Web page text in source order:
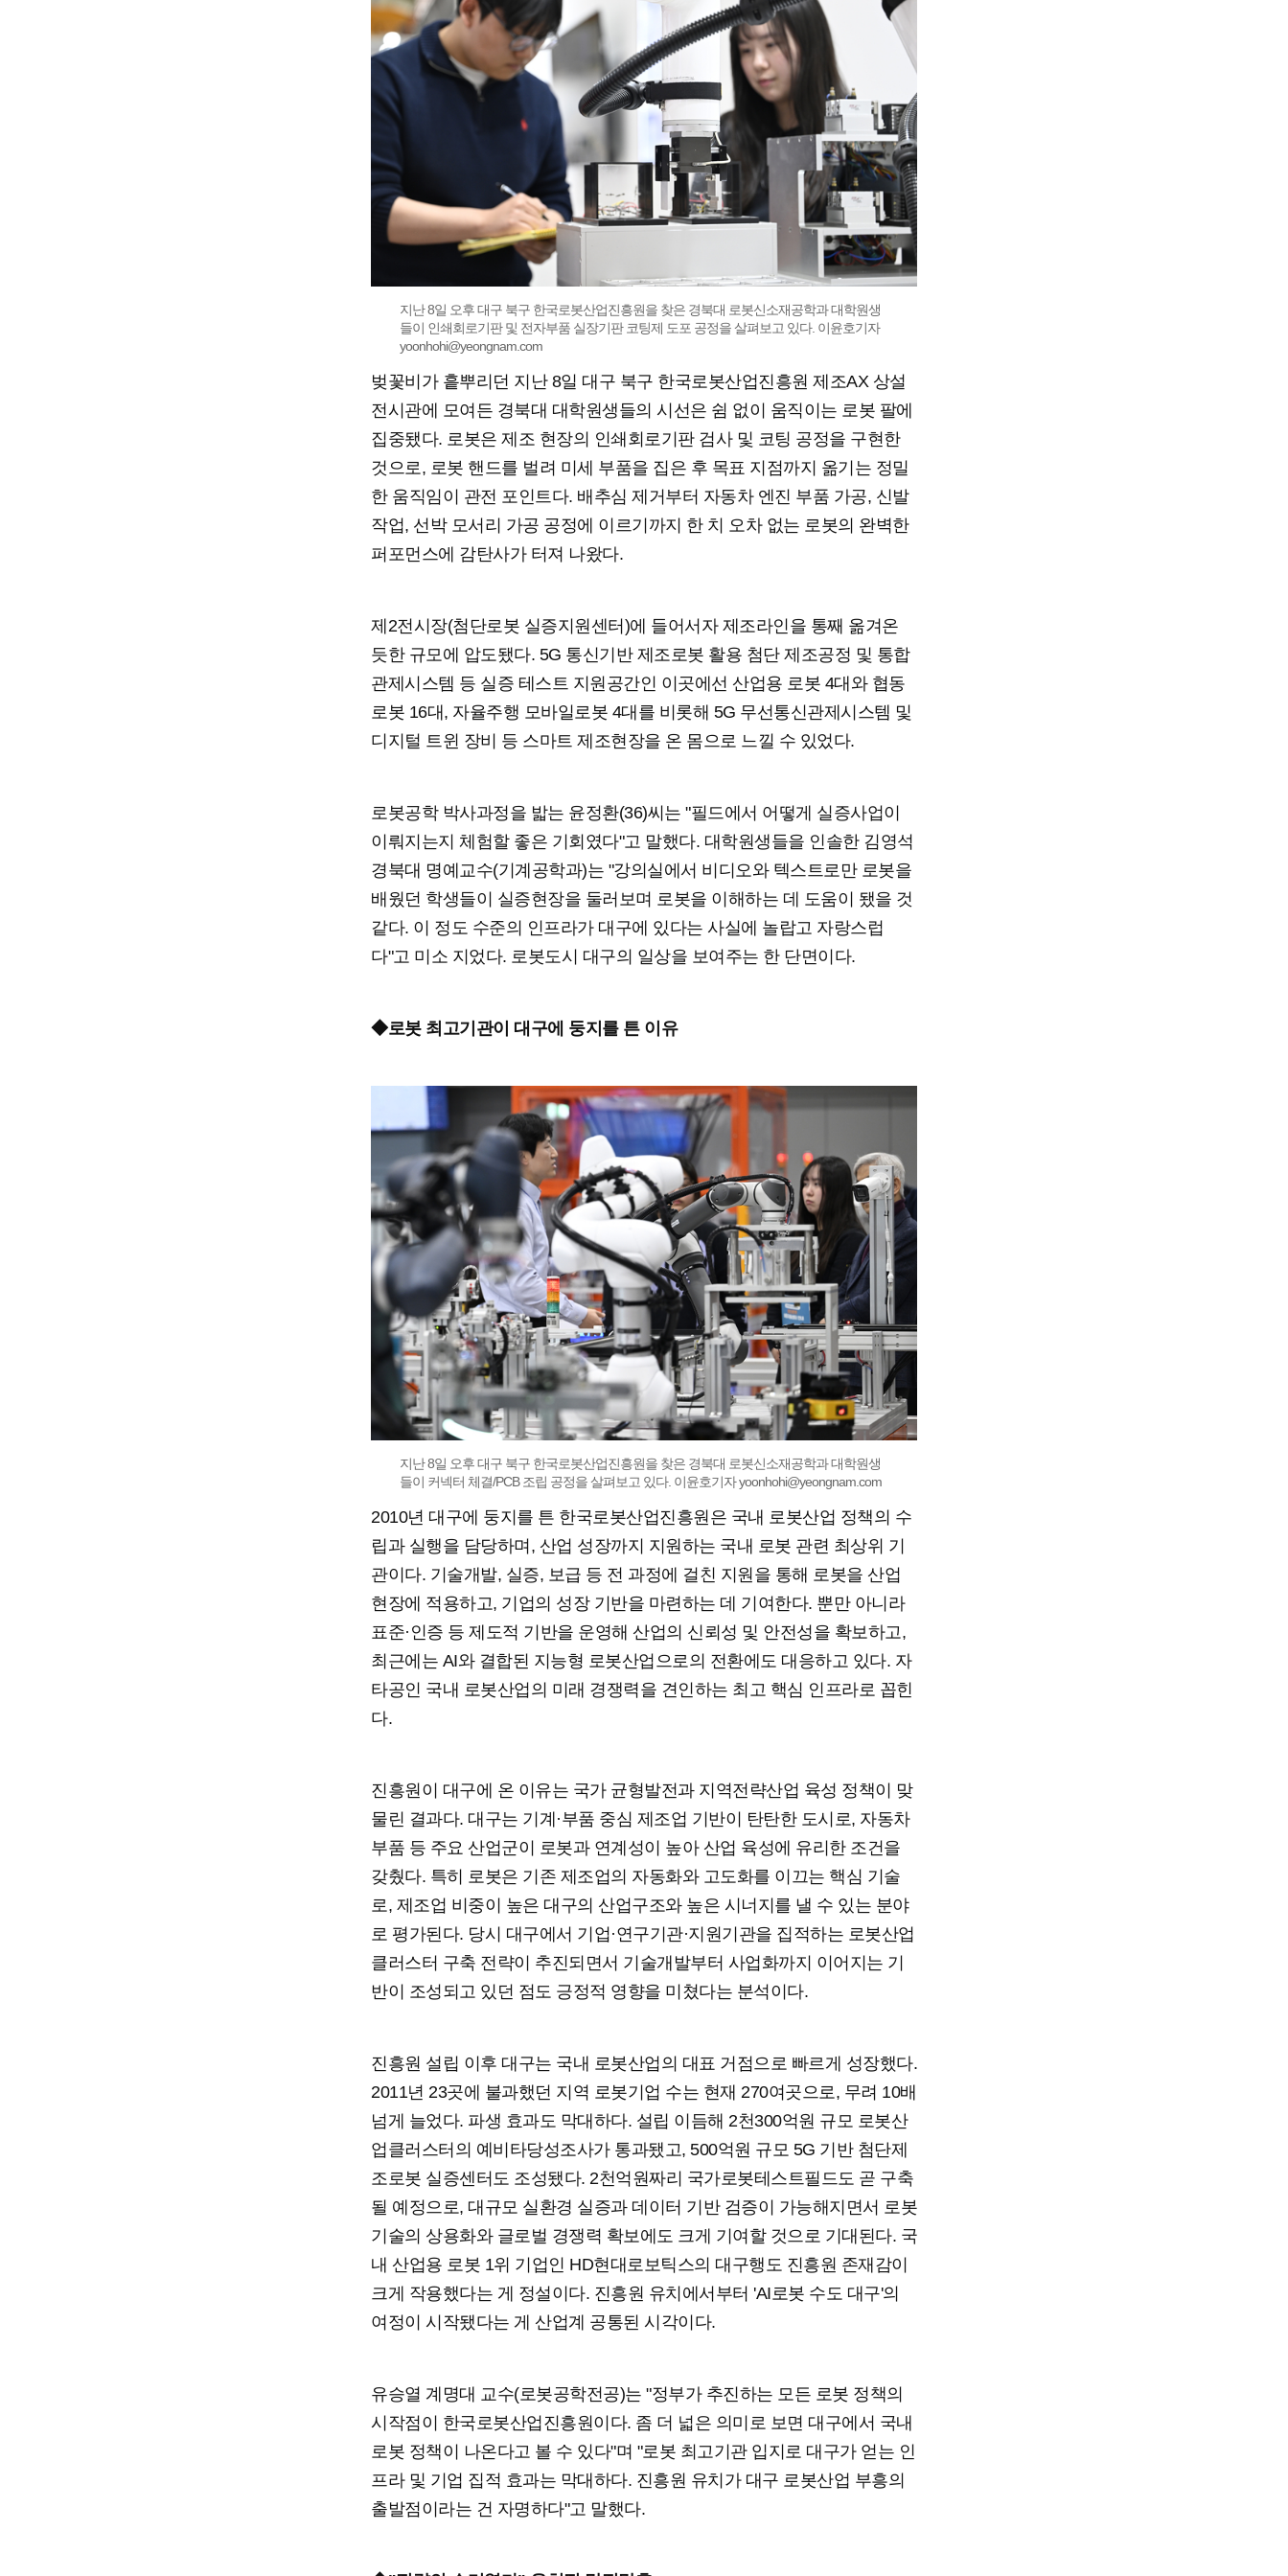
지난 8일 오후 대구 북구 한국로봇산업진흥원을 찾은 경북대 로봇신소재공학과 대학원생
들이 인쇄회로기판 및 전자부품 실장기판 코팅제 도포 공정을 살펴보고 있다. 이윤호기자
yoonhohi@yeongnam.com
벚꽃비가 흩뿌리던 지난 8일 대구 북구 한국로봇산업진흥원 제조AX 상설
전시관에 모여든 경북대 대학원생들의 시선은 쉼 없이 움직이는 로봇 팔에
집중됐다. 로봇은 제조 현장의 인쇄회로기판 검사 및 코팅 공정을 구현한
것으로, 로봇 핸드를 벌려 미세 부품을 집은 후 목표 지점까지 옮기는 정밀
한 움직임이 관전 포인트다. 배추심 제거부터 자동차 엔진 부품 가공, 신발
작업, 선박 모서리 가공 공정에 이르기까지 한 치 오차 없는 로봇의 완벽한
퍼포먼스에 감탄사가 터져 나왔다.
제2전시장(첨단로봇 실증지원센터)에 들어서자 제조라인을 통째 옮겨온
듯한 규모에 압도됐다. 5G 통신기반 제조로봇 활용 첨단 제조공정 및 통합
관제시스템 등 실증 테스트 지원공간인 이곳에선 산업용 로봇 4대와 협동
로봇 16대, 자율주행 모바일로봇 4대를 비롯해 5G 무선통신관제시스템 및
디지털 트윈 장비 등 스마트 제조현장을 온 몸으로 느낄 수 있었다.
로봇공학 박사과정을 밟는 윤정환(36)씨는 "필드에서 어떻게 실증사업이
이뤄지는지 체험할 좋은 기회였다"고 말했다. 대학원생들을 인솔한 김영석
경북대 명예교수(기계공학과)는 "강의실에서 비디오와 텍스트로만 로봇을
배웠던 학생들이 실증현장을 둘러보며 로봇을 이해하는 데 도움이 됐을 것
같다. 이 정도 수준의 인프라가 대구에 있다는 사실에 놀랍고 자랑스럽
다"고 미소 지었다. 로봇도시 대구의 일상을 보여주는 한 단면이다.
◆로봇 최고기관이 대구에 둥지를 튼 이유
지난 8일 오후 대구 북구 한국로봇산업진흥원을 찾은 경북대 로봇신소재공학과 대학원생
들이 커넥터 체결/PCB 조립 공정을 살펴보고 있다. 이윤호기자 yoonhohi@yeongnam.com
2010년 대구에 둥지를 튼 한국로봇산업진흥원은 국내 로봇산업 정책의 수
립과 실행을 담당하며, 산업 성장까지 지원하는 국내 로봇 관련 최상위 기
관이다. 기술개발, 실증, 보급 등 전 과정에 걸친 지원을 통해 로봇을 산업
현장에 적용하고, 기업의 성장 기반을 마련하는 데 기여한다. 뿐만 아니라
표준·인증 등 제도적 기반을 운영해 산업의 신뢰성 및 안전성을 확보하고,
최근에는 AI와 결합된 지능형 로봇산업으로의 전환에도 대응하고 있다. 자
타공인 국내 로봇산업의 미래 경쟁력을 견인하는 최고 핵심 인프라로 꼽힌
다.
진흥원이 대구에 온 이유는 국가 균형발전과 지역전략산업 육성 정책이 맞
물린 결과다. 대구는 기계·부품 중심 제조업 기반이 탄탄한 도시로, 자동차
부품 등 주요 산업군이 로봇과 연계성이 높아 산업 육성에 유리한 조건을
갖췄다. 특히 로봇은 기존 제조업의 자동화와 고도화를 이끄는 핵심 기술
로, 제조업 비중이 높은 대구의 산업구조와 높은 시너지를 낼 수 있는 분야
로 평가된다. 당시 대구에서 기업·연구기관·지원기관을 집적하는 로봇산업
클러스터 구축 전략이 추진되면서 기술개발부터 사업화까지 이어지는 기
반이 조성되고 있던 점도 긍정적 영향을 미쳤다는 분석이다.
진흥원 설립 이후 대구는 국내 로봇산업의 대표 거점으로 빠르게 성장했다.
2011년 23곳에 불과했던 지역 로봇기업 수는 현재 270여곳으로, 무려 10배
넘게 늘었다. 파생 효과도 막대하다. 설립 이듬해 2천300억원 규모 로봇산
업클러스터의 예비타당성조사가 통과됐고, 500억원 규모 5G 기반 첨단제
조로봇 실증센터도 조성됐다. 2천억원짜리 국가로봇테스트필드도 곧 구축
될 예정으로, 대규모 실환경 실증과 데이터 기반 검증이 가능해지면서 로봇
기술의 상용화와 글로벌 경쟁력 확보에도 크게 기여할 것으로 기대된다. 국
내 산업용 로봇 1위 기업인 HD현대로보틱스의 대구행도 진흥원 존재감이
크게 작용했다는 게 정설이다. 진흥원 유치에서부터 'AI로봇 수도 대구'의
여정이 시작됐다는 게 산업계 공통된 시각이다.
유승열 계명대 교수(로봇공학전공)는 "정부가 추진하는 모든 로봇 정책의
시작점이 한국로봇산업진흥원이다. 좀 더 넓은 의미로 보면 대구에서 국내
로봇 정책이 나온다고 볼 수 있다"며 "로봇 최고기관 입지로 대구가 얻는 인
프라 및 기업 집적 효과는 막대하다. 진흥원 유치가 대구 로봇산업 부흥의
출발점이라는 건 자명하다"고 말했다.